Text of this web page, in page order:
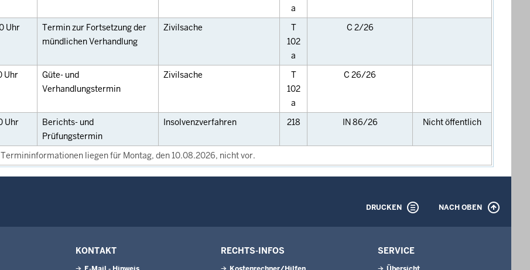
a
Uhr
Termin zur Fortsetzung der
mündlichen Verhandlung
Zivilsache
T
102
a
C 2/26
Uhr
Güte- und
Verhandlungstermin
Zivilsache
T
102
a
C 26/26
Uhr
Berichts- und
Prüfungstermin
Insolvenzverfahren 218 IN 86/26 Nicht öffentlich
liegen für Montag, den 10.08.2026, nicht vor.
DRUCKEN NACH OBEN
KONTAKT RECHTS-INFOS SERVICE